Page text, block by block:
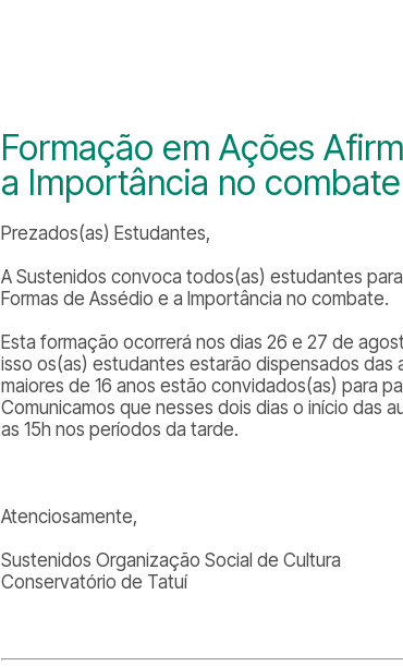
Formação em Ações
a Importância no combate
Prezados(as) Estudantes,
A Sustenidos convoca todos(as) estudantes
Formas de Assédio e a Importância no combate.
Esta formação ocorrerá nos dias 26 e 27 de
isso os(as) estudantes estarão dispensados das
maiores de 16 anos estão convidados(as) para
Comunicamos que nesses dois dias o início das
as 15h nos períodos da tarde.
Atenciosamente,
Sustenidos Organização Social de Cultura
Conservatório de Tatuí